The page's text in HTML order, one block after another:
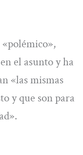
el asunto y ha
«las mismas
y que son para